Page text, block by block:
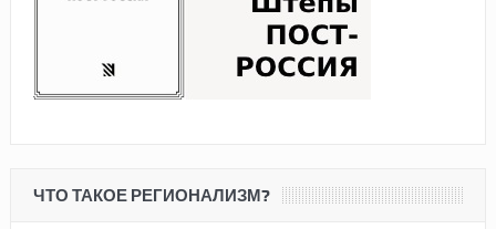
ЧТО ТАКОЕ РЕГИОНАЛИЗМ?